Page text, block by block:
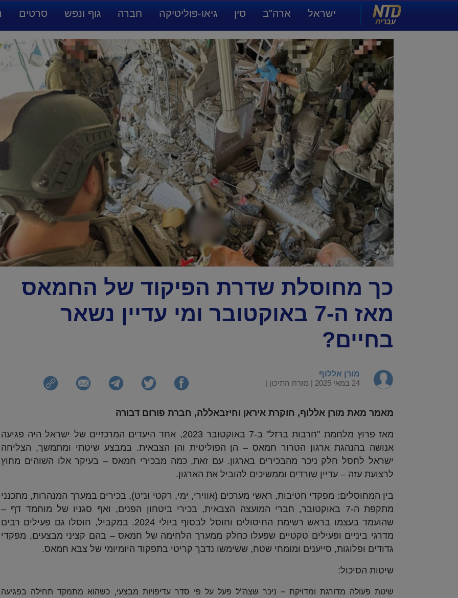
ישראל ארה"ב סין גיאו-פוליטיקה חברה גוף ונפש סרטים
NTD עברית
כך מחוסלת שדרת הפיקוד של החמאס
מאז ה-7 באוקטובר ומי עדיין נשאר
בחיים?
מורן אללוף
24 במאי 2025 | | מזרח התיכון
מאמר מאת מורן אללוף, חוקרת איראן וחיזבאללה, חברת פורום דבורה
מאז פרוץ מלחמת "חרבות ברזל" ב-7 באוקטובר 2023, אחד היעדים המרכזיים של ישראל היה פגיעה
אנושה בהנהגת ארגון הטרור חמאס – הן הפוליטית והן הצבאית. במבצע שיטתי ומתמשך, הצליחה
ישראל לחסל חלק ניכר מהבכירים בארגון. עם זאת, כמה מבכירי חמאס – בעיקר אלו השוהים מחוץ
לרצועת עזה – עדיין שורדים וממשיכים להוביל את הארגון.
בין המחוסלים: מפקדי חטיבות, ראשי מערכים (אווירי, ימי, רקטי ונ"ט), בכירים במערך המנהרות, מתכנני
מתקפת ה-7 באוקטובר, חברי המועצה הצבאית, בכירי ביטחון הפנים, ואף סגניו של מוחמד דף –
שהועמד בעצמו בראש רשימת החיסולים וחוסל לבסוף ביולי 2024. במקביל, חוסלו גם פעילים רבים
מדרגי ביניים ופעילים טקטיים שפעלו כחלק ממערך הלחימה של חמאס – בהם קציני מבצעים, מפקדי
גדודים ופלוגות, סייענים ומומחי שטח, ששימשו נדבך קריטי בתפקוד היומיומי של צבא חמאס.
שיטות הסיכול:
שיטת פעולה מדורגת ומדויקת – ניכר שצה"ל פעל על פי סדר עדיפויות מבצעי, כשהוא מתמקד תחילה בפגיעה